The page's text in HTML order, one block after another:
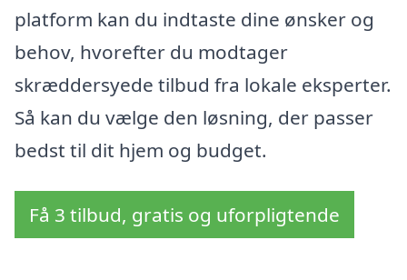
platform kan du indtaste dine ønsker og
behov, hvorefter du modtager
skræddersyede tilbud fra lokale eksperter.
Så kan du vælge den løsning, der passer
bedst til dit hjem og budget.
Få 3 tilbud, gratis og uforpligtende